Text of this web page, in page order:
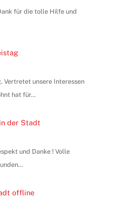
für die tolle Hilfe und
Vertretet unsere Interessen
hat für…
der Stadt
und Danke ! Volle
offline